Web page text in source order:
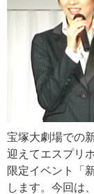
宝塚大劇場での
迎えてエスプリ
限定イベント「
します。今回は